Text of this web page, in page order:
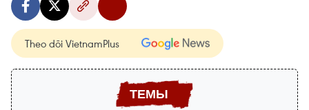
Theo dõi VietnamPlus